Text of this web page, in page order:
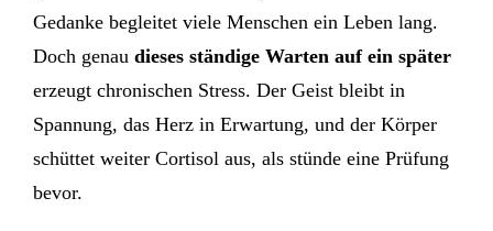
Gedanke begleitet viele Menschen ein Leben lang.
Doch genau dieses ständige Warten auf ein später
erzeugt chronischen Stress. Der Geist bleibt in
Spannung, das Herz in Erwartung, und der Körper
schüttet weiter Cortisol aus, als stünde eine Prüfung
bevor.